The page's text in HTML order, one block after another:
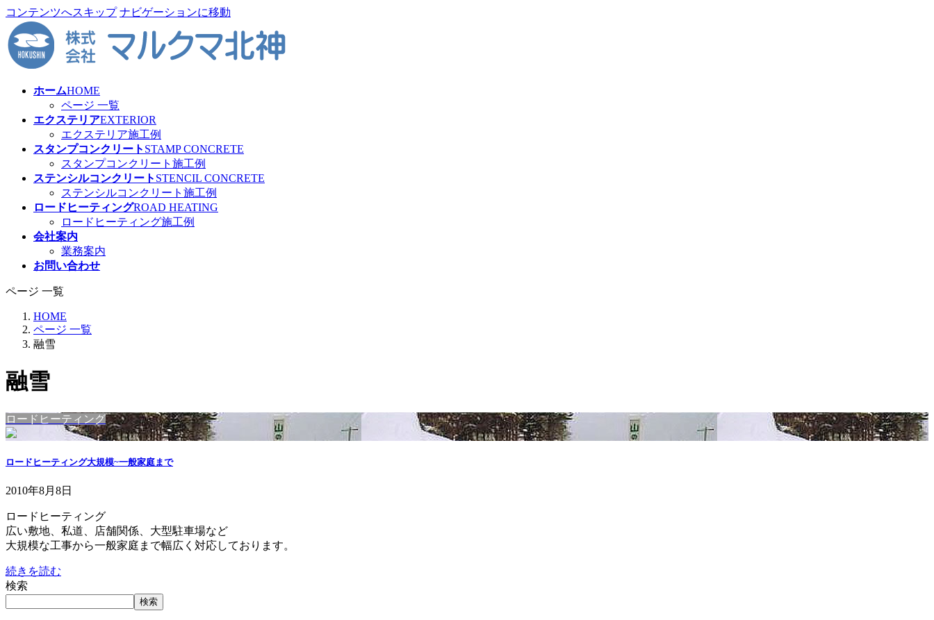
コンテンツへスキップ ナビゲーションに移動
ホームHOME
ページ 一覧
エクステリアEXTERIOR
エクステリア施工例
スタンプコンクリート STAMP CONCRETE
スタンプコンクリート施工例
ステンシルコンクリート STENCIL CONCRETE
ステンシルコンクリート施工例
ロードヒーティングROAD HEATING
ロードヒーティング施工例
会社案内
業務案内
お問い合わせ
ページ 一覧
HOME
ページ 一覧
融雪
融雪
ロードヒーティング
ロードヒーティング大規模~一般家庭まで
2010年8月8日
ロードヒーティング
広い敷地、私道、店舗関係、大型駐車場など
大規模な工事から一般家庭まで幅広く対応しております。
続きを読む
検索
検索